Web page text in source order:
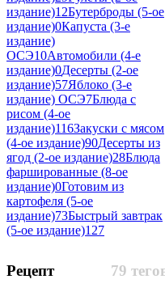
издание)12Бутерброды (5-ое
издание)0Капуста (3-е
издание)
ОСЭ10Автомобили (4-е
издание)0Десерты (2-ое
издание)57Яблоко (3-е
издание) ОСЭ7Блюда с
рисом (4-ое
издание)116Закуски с мясом
(4-ое издание)90Десерты из
ягод (2-ое издание)28Блюда
фаршированные (8-ое
издание)0Готовим из
картофеля (5-ое
издание)73Быстрый завтрак
(5-ое издание)127
79
Рецепт